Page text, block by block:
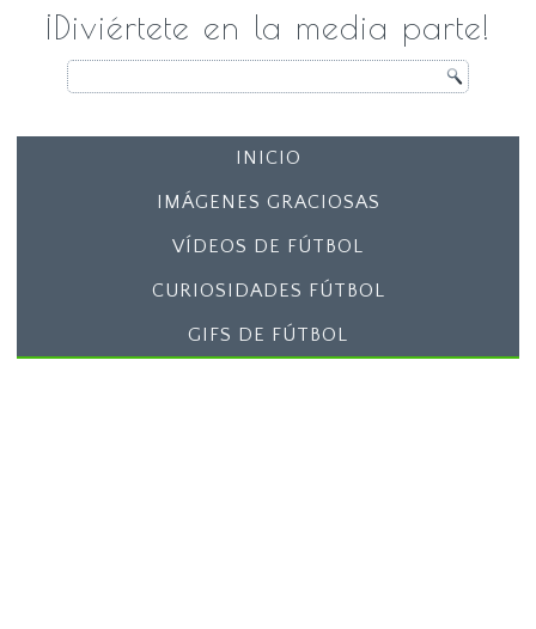
¡Diviértete en la media parte!
INICIO
IMÁGENES GRACIOSAS
VÍDEOS DE FÚTBOL
CURIOSIDADES FÚTBOL
GIFS DE FÚTBOL